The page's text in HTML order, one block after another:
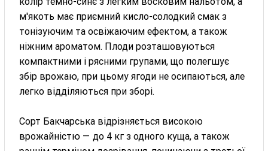
м'якоть має приємний кисло-солодкий смак з
тонізуючим та освіжаючим ефектом, а також
ніжним ароматом. Плоди розташовуються
компактними і рясними групами, що полегшує
збір врожаю, при цьому ягоди не осипаються, але
легко відділяються при зборі.
Сорт Бакчарська відрізняється високою
врожайністю — до 4 кг з одного куща, а також